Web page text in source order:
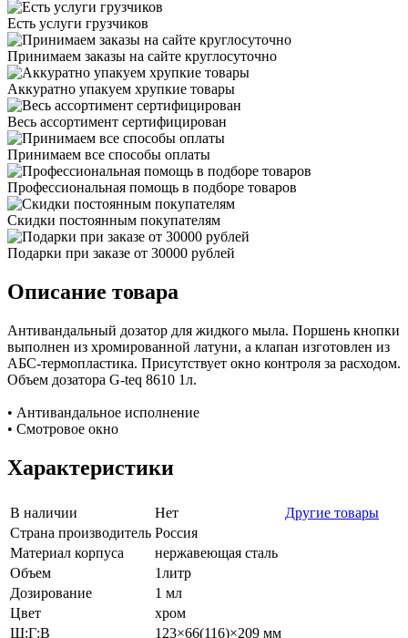
Есть услуги грузчиков
Принимаем заказы на сайте круглосуточно
Аккуратно упакуем хрупкие товары
Весь ассортимент сертифицирован
Принимаем все способы оплаты
Профессиональная помощь в подборе товаров
Скидки постоянным покупателям
Подарки при заказе от 30000 рублей
Описание товара
Антивандальный дозатор для жидкого мыла. Поршень кнопки
выполнен из хромированной латуни, а клапан изготовлен из
АБС-термопластика. Присутствует окно контроля за расходом.
Объем дозатора G-teq 8610 1л.
• Антивандальное исполнение
• Смотровое окно
Характеристики
В наличии Нет
Другие товары
Страна производитель Россия
Материал корпуса
нержавеющая сталь
Объем
1литр
Дозирование
1 мл
Цвет
хром
Ш:Г:В
123×66(116)×209 мм